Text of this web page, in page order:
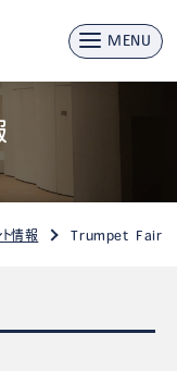
MENU
情報 Trumpet Fair